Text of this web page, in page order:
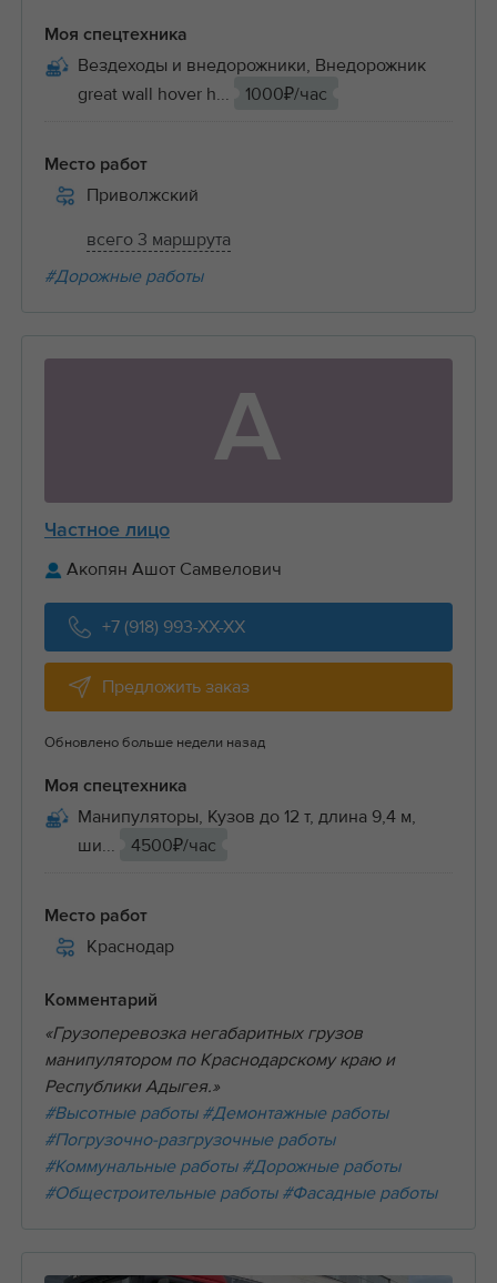
Моя спецтехника
Вездеходы и внедорожники, Внедорожник
great wall hover h...
1000₽/час
Место работ
Приволжский
всего 3 маршрута
#Дорожные работы
А
Частное лицо
Акопян Ашот Самвелович
+7 (918) 993-XX-XX
Предложить заказ
Обновлено больше недели назад
Моя спецтехника
Манипуляторы, Кузов до 12 т, длина 9,4 м,
ши...
4500₽/час
Место работ
Краснодар
Комментарий
«Грузоперевозка негабаритных грузов
манипулятором по Краснодарскому краю и
Республики Адыгея.»
#Высотные работы #Демонтажные работы
#Погрузочно-разгрузочные работы
#Коммунальные работы #Дорожные работы
#Общестроительные работы #Фасадные работы